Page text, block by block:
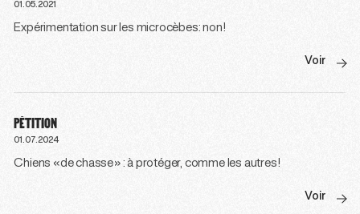
01.05.2021
Expérimentation sur les microcèbes: non!
Voir
PÉTITION
01.07.2024
Chiens «de chasse» : à protéger, comme les autres!
Voir